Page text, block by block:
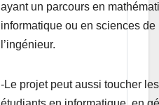
ayant un parcours en
informatique ou en sciences de
l’ingénieur.
-Le projet peut aussi toucher les